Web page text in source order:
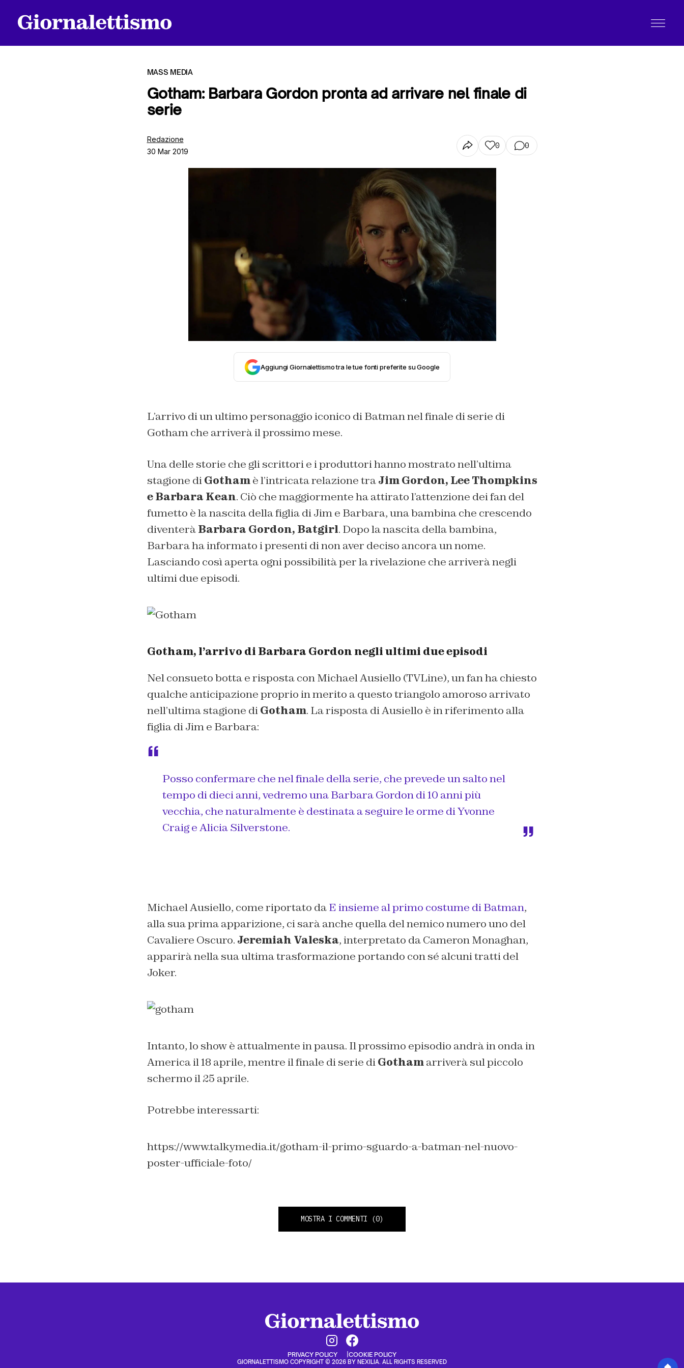
MASS MEDIA
Gotham: Barbara Gordon pronta ad arrivare nel finale di
serie
Redazione
30 Mar 2019
0 0
Aggiungi Giornalettismo tra le tue fonti preferite su Google
L’arrivo di un ultimo personaggio iconico di Batman nel finale di serie di
Gotham che arriverà il prossimo mese.
Una delle storie che gli scrittori e i produttori hanno mostrato nell’ultima
stagione diGothamè l’intricata relazione traJim Gordon, Lee Thompkins
e Barbara Kean. Ciò che maggiormente ha attirato l’attenzione dei fan del
fumetto è la nascita della figlia di Jim e Barbara, una bambina che crescendo
diventeràBarbara Gordon, Batgirl. Dopo la nascita della bambina,
Barbara ha informato i presenti di non aver deciso ancora un nome.
Lasciando così aperta ogni possibilità per la rivelazione che arriverà negli
ultimi due episodi.
Gotham, l’arrivo di Barbara Gordon negli ultimi due episodi
Nel consueto botta e risposta con Michael Ausiello (TVLine), un fan ha chiesto
qualche anticipazione proprio in merito a questo triangolo amoroso arrivato
nell’ultima stagione diGotham. La risposta di Ausiello è in riferimento alla
figlia di Jim e Barbara:
Posso confermare che nel finale della serie, che prevede un salto nel
tempo di dieci anni, vedremo una Barbara Gordon di 10 anni più
vecchia, che naturalmente è destinata a seguire le orme di Yvonne
Craig e Alicia Silverstone.
Michael Ausiello, come riportato daE insieme al primo costume di Batman,
alla sua prima apparizione, ci sarà anche quella del nemico numero uno del
Cavaliere Oscuro. Jeremiah Valeska, interpretato da Cameron Monaghan,
apparirà nella sua ultima trasformazione portando con sé alcuni tratti del
Joker.
Intanto, lo show è attualmente in pausa. Il prossimo episodio andrà in onda in
America il 18 aprile, mentre il finale di serie diGothamarriverà sul piccolo
schermo il 25 aprile.
Potrebbe interessarti:
https://www.talkymedia.it/gotham-il-primo-sguardo-a-batman-nel-nuovo-
poster-ufficiale-foto/
MOSTRA I COMMENTI (0)
PRIVACY POLICY COOKIE POLICY
GIORNALETTISMO COPYRIGHT © 2026 BY NEXILIA. ALL RIGHTS RESERVED